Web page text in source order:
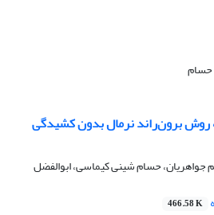
حسام
روش برون‌راند نرمال بدون کشیدگی
جواهریان، حسام شینی کیماسی، ابوالفضل
466.58 K